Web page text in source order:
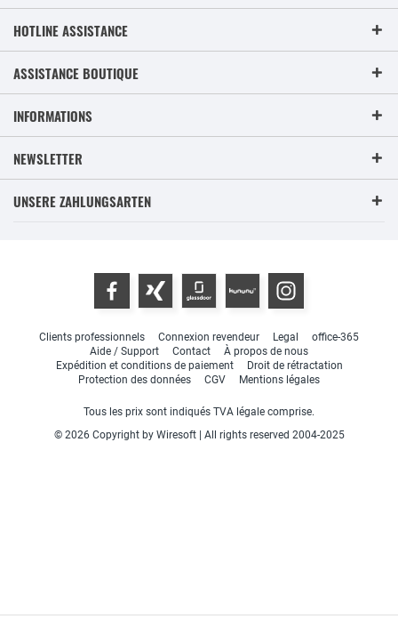
HOTLINE ASSISTANCE
ASSISTANCE BOUTIQUE
INFORMATIONS
NEWSLETTER
UNSERE ZAHLUNGSARTEN
Clients professionnels Connexion revendeur Legal
office-365
Aide / Support
Contact
À propos de nous
Expédition et conditions de paiement
Droit de rétractation
Protection des données
CGV Mentions légales
Tous les prix sont indiqués TVA légale comprise.
© 2026 Copyright by Wiresoft | All rights reserved 2004-2025